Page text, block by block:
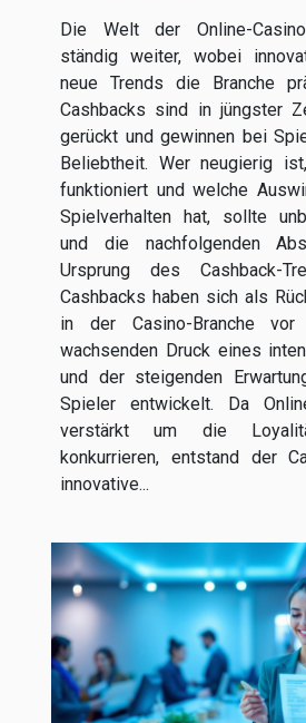
Die Welt der Online-
ständig weiter, wobei
neue Trends die Branche
Cashbacks sind in jüngster
gerückt und gewinnen bei
Beliebtheit. Wer neugierig
funktioniert und welche
Spielverhalten hat, sollte
und die nachfolgenden
Ursprung des Cashback-
Cashbacks haben sich als
in der Casino-Branche
wachsenden Druck eines
und der steigenden
Spieler entwickelt. Da
verstärkt um die
konkurrieren, entstand der
innovative...